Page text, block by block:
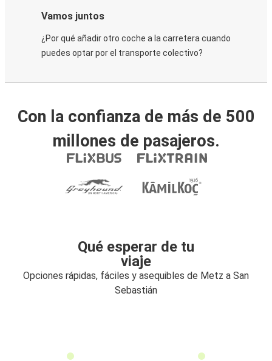
Vamos juntos
¿Por qué añadir otro coche a la carretera cuando
puedes optar por el transporte colectivo?
Con la confianza de más de 500
millones de pasajeros.
Qué esperar de tu
viaje
Opciones rápidas, fáciles y asequibles de Metz a San
Sebastián